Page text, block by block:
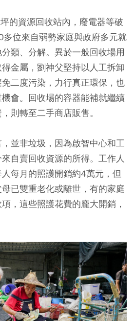
的資源回收站內，廢電器等破
位來自弱勢家庭與政府多元就
類、分解。異於一般回收場用
金屬，劉神父堅持以人工拆卸
二度污染，力行真正環保，也
會。回收場的容器能補就繼續
則轉至二手商店販售。
並非垃圾，因為啟智中心和工
自賣回收資源的所得。工作人
每月的照護開銷約4萬元，但
已雙重老化或離世，有的家庭
，這些照護花費的龐大開銷，